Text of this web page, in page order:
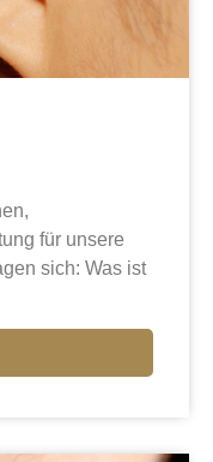
für unsere
sich: Was ist